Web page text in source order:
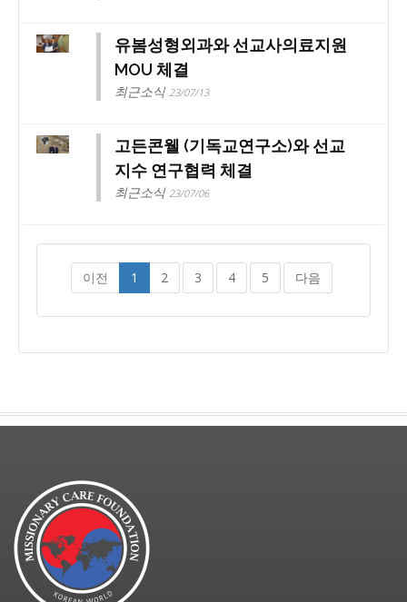
유봄성형외과와 선교사의료지원
MOU 체결
최근소식 23/07/13
고든콘웰 (기독교연구소)와 선교
지수 연구협력 체결
최근소식 23/07/06
이전 1 2 3 4 5 다음